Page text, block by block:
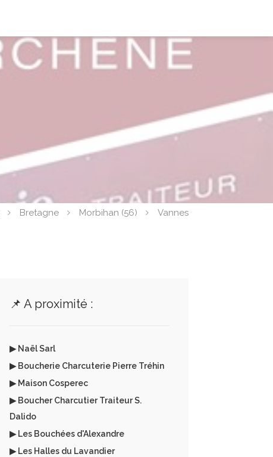
Bretagne Morbihan (56) Vannes
📌 A proximité :
▶ Naël Sarl
▶ Boucherie Charcuterie Pierre Tréhin
▶ Maison Cosperec
▶ Boucher Charcutier Traiteur S.
Dalido
▶ Les Bouchées d'Alexandre
▶ Les Halles du Lavandier